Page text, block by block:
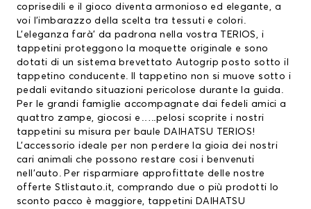
coprisedili e il gioco diventa armonioso ed elegante, a
voi l’imbarazzo della scelta tra tessuti e colori.
L’eleganza farà’ da padrona nella vostra TERIOS, i
tappetini proteggono la moquette originale e sono
dotati di un sistema brevettato Autogrip posto sotto il
tappetino conducente. Il tappetino non si muove sotto i
pedali evitando situazioni pericolose durante la guida.
Per le grandi famiglie accompagnate dai fedeli amici a
quattro zampe, giocosi e…..pelosi scoprite i nostri
tappetini su misura per baule DAIHATSU TERIOS!
L’accessorio ideale per non perdere la gioia dei nostri
cari animali che possono restare cosi i benvenuti
nell’auto. Per risparmiare approfittate delle nostre
offerte Stlistauto.it, comprando due o più prodotti lo
sconto pacco è maggiore, tappetini DAIHATSU